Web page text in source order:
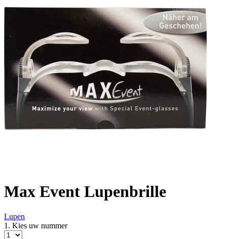
Max Event Lupenbrille
Lupen
1. Kies uw nummer